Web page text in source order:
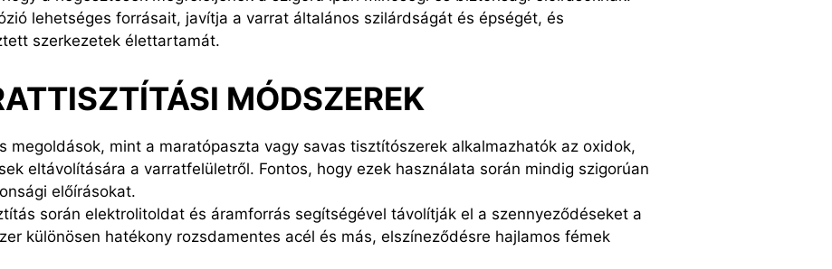
lehetséges forrásait, javítja a varrat általános szilárdságát és épségét, és
szerkezetek élettartamát.
MÓDSZEREK
megoldások, mint a maratópaszta vagy savas tisztítószerek alkalmazhatók az oxidok,
eltávolítására a varratfelületről. Fontos, hogy ezek használata során mindig szigorúan
előírásokat.
során elektrolitoldat és áramforrás segítségével távolítják el a szennyeződéseket a
különösen hatékony rozsdamentes acél és más, elszíneződésre hajlamos fémek